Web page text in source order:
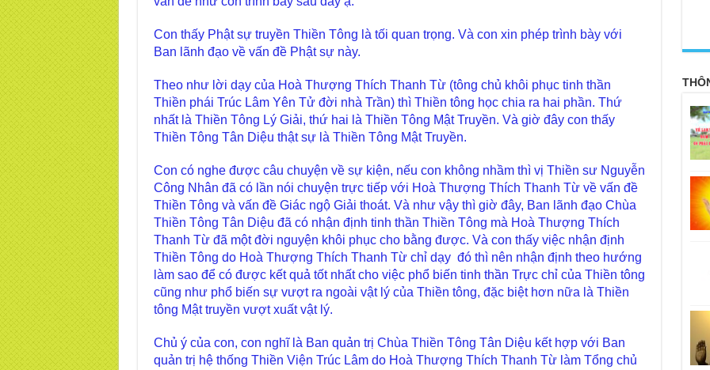
Con thấy Phật sự truyền Thiền Tông là tối quan trọng. Và con xin phép trình bày với
Ban lãnh đạo về vấn đề Phật sự này.
Theo như lời dạy của Hoà Thượng Thích Thanh Từ (tông chủ khôi phục tinh thần
Thiền phái Trúc Lâm Yên Tử đời nhà Trần) thì Thiền tông học chia ra hai phần. Thứ
nhất là Thiền Tông Lý Giải, thứ hai là Thiền Tông Mật Truyền. Và giờ đây con thấy
Thiền Tông Tân Diệu thật sự là Thiền Tông Mật Truyền.
Con có nghe được câu chuyện về sự kiện, nếu con không nhầm thì vị Thiền sư Nguyễn
Công Nhân đã có lần nói chuyện trực tiếp với Hoà Thượng Thích Thanh Từ về vấn đề
Thiền Tông và vấn đề Giác ngộ Giải thoát. Và như vậy thì giờ đây, Ban lãnh đạo Chùa
Thiền Tông Tân Diệu đã có nhận định tinh thần Thiền Tông mà Hoà Thượng Thích
Thanh Từ đã một đời nguyện khôi phục cho bằng được. Và con thấy việc nhận định
Thiền Tông do Hoà Thượng Thích Thanh Từ chỉ dạy đó thì nên nhận định theo hướng
làm sao để có được kết quả tốt nhất cho việc phổ biến tinh thần Trực chỉ của Thiền tông
cũng như phổ biến sự vượt ra ngoài vật lý của Thiền tông, đặc biệt hơn nữa là Thiền
tông Mật truyền vượt xuất vật lý.
Chủ ý của con, con nghĩ là Ban quản trị Chùa Thiền Tông Tân Diệu kết hợp với Ban
quản trị hệ thống Thiền Viện Trúc Lâm do Hoà Thượng Thích Thanh Từ làm Tổng chủ